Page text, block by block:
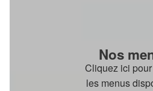
Nos
Cliquez ici
les menus